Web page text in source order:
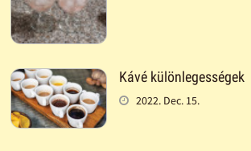
Kávé különlegességek
2022. Dec. 15.